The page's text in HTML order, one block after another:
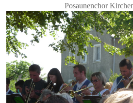
Posaunenchor